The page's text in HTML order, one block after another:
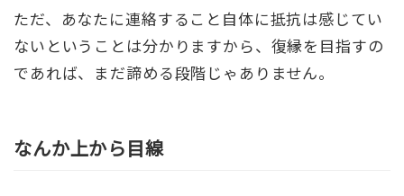
ただ、あなたに連絡すること自体に抵抗は感じてい
ないということは分かりますから、復縁を目指すの
であれば、まだ諦める段階じゃありません。
なんか上から目線